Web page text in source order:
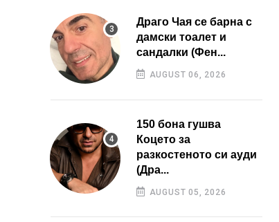
Драго Чая се барна с
дамски тоалет и
сандалки (Фен...
AUGUST 06, 2026
150 бона гушва
Коцето за
разкостеното си ауди
(Дра...
AUGUST 05, 2026